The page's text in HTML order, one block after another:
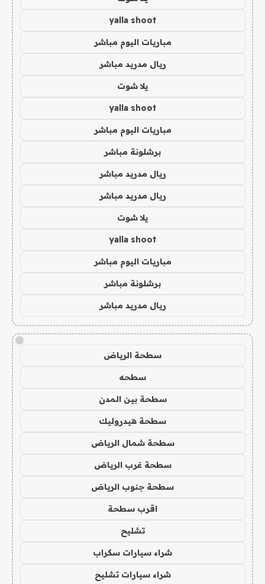
yalla shoot
مباريات اليوم مباشر
ريال مدريد مباشر
يلا شوت
yalla shoot
مباريات اليوم مباشر
برشلونة مباشر
ريال مدريد مباشر
ريال مدريد مباشر
يلا شوت
yalla shoot
مباريات اليوم مباشر
برشلونة مباشر
ريال مدريد مباشر
!
سطحة الرياض
سطحه
سطحة بين المدن
سطحة هيدروليك
سطحة شمال الرياض
سطحة غرب الرياض
سطحة جنوب الرياض
اقرب سطحة
تشليح
شراء سيارات سكراب
شراء سيارات تشليح